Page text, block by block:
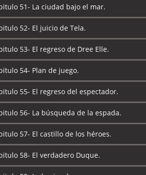
51- La ciudad bajo el mar.
52- El juicio de Tela.
53- El regreso de Dree Elle.
54- Plan de juego.
55- El regreso del espectador.
56- La búsqueda de la espada.
57- El castillo de los héroes.
58- El verdadero Duque.